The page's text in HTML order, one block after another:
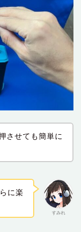
させても簡単に
すみれ
に楽